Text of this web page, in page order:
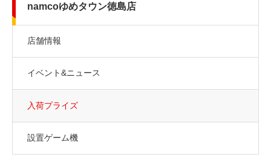
namcoゆめタウン徳島店
店舗情報
イベント&ニュース
入荷プライズ
設置ゲーム機